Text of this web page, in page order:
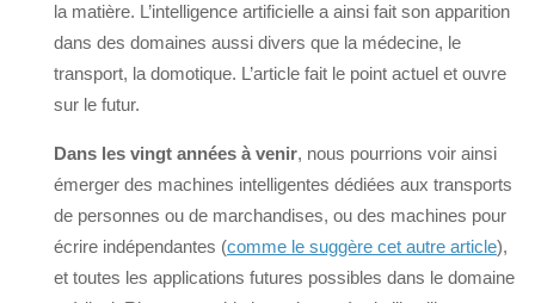
la matière. L’intelligence artificielle a ainsi fait son apparition
dans des domaines aussi divers que la médecine, le
transport, la domotique. L’article fait le point actuel et ouvre
sur le futur.
Dans les vingt années à venir, nous pourrions voir ainsi
émerger des machines intelligentes dédiées aux transports
de personnes ou de marchandises, ou des machines pour
écrire indépendantes (comme le suggère cet autre article),
et toutes les applications futures possibles dans le domaine